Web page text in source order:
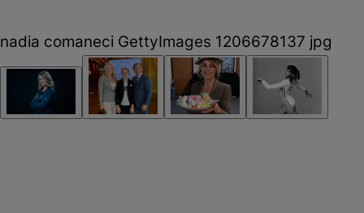
nadia comaneci GettyImages 1206678137 jpg